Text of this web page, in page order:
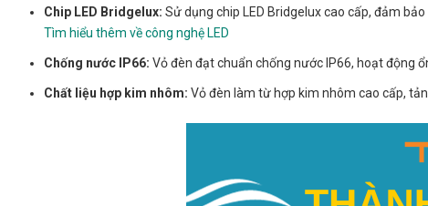
Chip LED Bridgelux: Sử dụng chip LED Bridgelux cao cấp, đảm
Tìm hiểu thêm về công nghệ LED
Chống nước IP66: Vỏ đèn đạt chuẩn chống nước IP66, hoạt động
Chất liệu hợp kim nhôm: Vỏ đèn làm từ hợp kim nhôm cao cấp,